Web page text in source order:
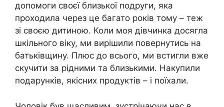
допомоги своєї близької подруги, яка
проходила через це багато років тому – теж
зі своєю дитиною. Коли моя дівчинка досягла
шкільного віку, ми вирішили повернутись на
батьківщину. Плюс до всього, ми встигли вже
скучити за рідними та близькими. Накупили
подарунків, якісних продуктів – і поїхали.